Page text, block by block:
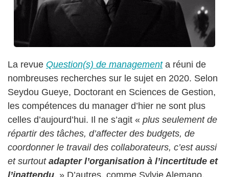
La revue Question(s) de managementa réuni de
nombreuses recherches sur le sujet en 2020. Selon
Seydou Gueye, Doctorant en Sciences de Gestion,
les compétences du manager d’hier ne sont plus
celles d’aujourd’hui. Il ne s’agit « plus seulement de
répartir des tâches, d’affecter des budgets, de
coordonner le travail des collaborateurs, c’est aussi
et surtout adapter l’organisation à l’incertitude et
l’inattendu. » D’autres, comme Sylvie Alemano,